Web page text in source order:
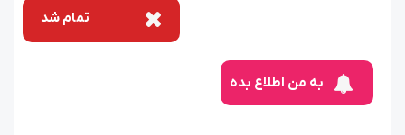
تمام شد
به من اطلاع بده